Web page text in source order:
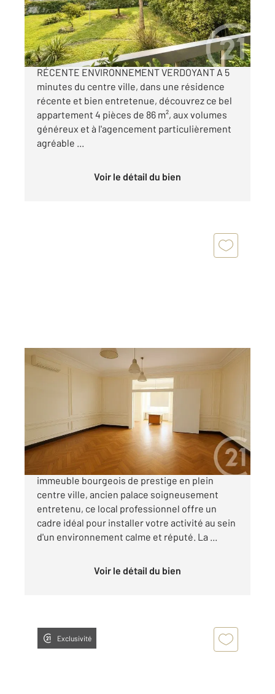
399 000 €
4 PIÈCES 86 m² TERRASSE RÉSIDENCE
RÉCENTE ENVIRONNEMENT VERDOYANT A 5
minutes du centre ville, dans une résidence
récente et bien entretenue, découvrez ce bel
appartement 4 pièces de 86 m², aux volumes
généreux et à l'agencement particulièrement
agréable ...
Voir le détail du bien
MENTON 06
55,67 m
, 1 pièce
Appartement Local à vendre
250 000 €
Situé au 1er étage avec ascenseur d'un
immeuble bourgeois de prestige en plein
centre ville, ancien palace soigneusement
entretenu, ce local professionnel offre un
cadre idéal pour installer votre activité au sein
d'un environnement calme et réputé. La ...
Voir le détail du bien
Exclusivité